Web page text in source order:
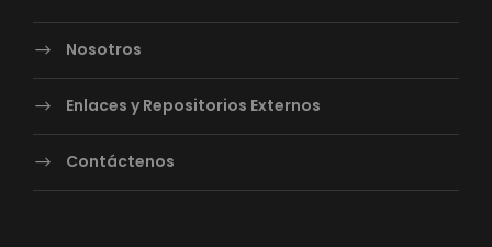
Nosotros
Enlaces y Repositorios Externos
Contáctenos